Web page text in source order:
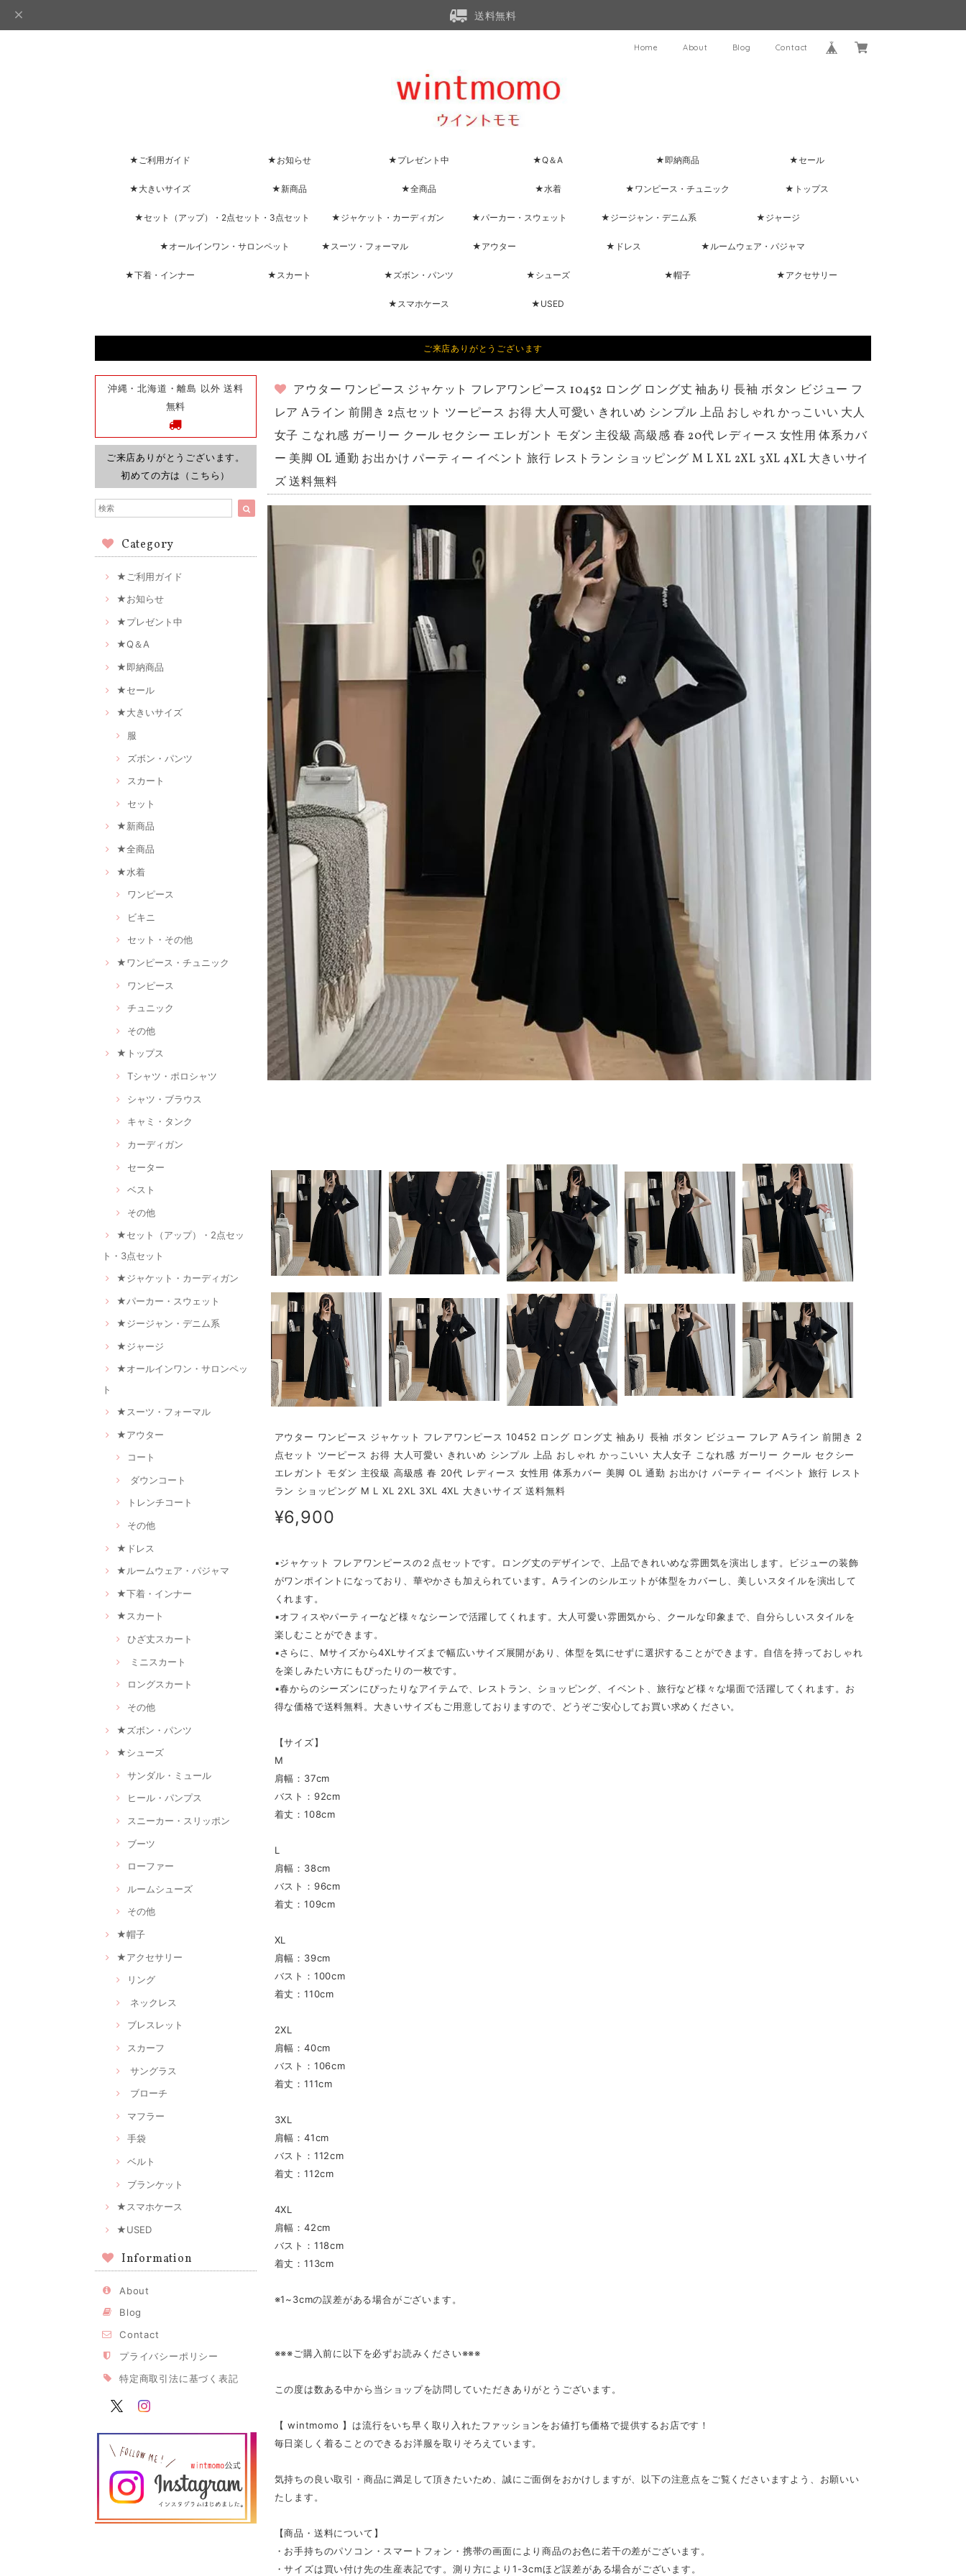
送料無料
Home About Blog Contact
★ご利用ガイド ★お知らせ ★プレゼント中 ★Q＆A ★即納商品 ★セール
★大きいサイズ ★新商品 ★全商品 ★水着 ★ワンピース・チュニック ★トップス
★セット（アップ）・2点セット・3点セット ★ジャケット・カーディガン ★パーカー・スウェット ★ジージャン・デニム系 ★ジャージ
★オールインワン・サロンペット ★スーツ・フォーマル ★アウター ★ドレス ★ルームウェア・パジャマ
★下着・インナー ★スカート ★ズボン・パンツ ★シューズ ★帽子 ★アクセサリー
★スマホケース ★USED
ご来店ありがとうございます
沖縄・北海道・離島 以外 送料
無料
ご来店ありがとうございます。
初めての方は（こちら）
Category
★ご利用ガイド
★お知らせ
★プレゼント中
★Q＆A
★即納商品
★セール
★大きいサイズ
服
ズボン・パンツ
スカート
セット
★新商品
★全商品
★水着
ワンピース
ビキニ
セット・その他
★ワンピース・チュニック
ワンピース
チュニック
その他
★トップス
Tシャツ・ポロシャツ
シャツ・ブラウス
キャミ・タンク
カーディガン
セーター
ベスト
その他
★セット（アップ）・2点セッ
ト・3点セット
★ジャケット・カーディガン
★パーカー・スウェット
★ジージャン・デニム系
★ジャージ
★オールインワン・サロンペッ
ト
★スーツ・フォーマル
★アウター
コート
ダウンコート
トレンチコート
その他
★ドレス
★ルームウェア・パジャマ
★下着・インナー
★スカート
ひざ丈スカート
ミニスカート
ロングスカート
その他
★ズボン・パンツ
★シューズ
サンダル・ミュール
ヒール・パンプス
スニーカー・スリッポン
ブーツ
ローファー
ルームシューズ
その他
★帽子
★アクセサリー
リング
ネックレス
ブレスレット
スカーフ
サングラス
ブローチ
マフラー
手袋
ベルト
ブランケット
★スマホケース
★USED
Information
About
Blog
Contact
プライバシーポリシー
特定商取引法に基づく表記
アウター ワンピース ジャケット フレアワンピース 10452 ロング ロング丈 袖あり 長袖 ボタン ビジュー フ
レア Aライン 前開き 2点セット ツーピース お得 大人可愛い きれいめ シンプル 上品 おしゃれ かっこいい 大人
女子 こなれ感 ガーリー クール セクシー エレガント モダン 主役級 高級感 春 20代 レディース 女性用 体系カバ
ー 美脚 OL 通勤 お出かけ パーティー イベント 旅行 レストラン ショッピング M L XL 2XL 3XL 4XL 大きいサイ
ズ 送料無料
アウター ワンピース ジャケット フレアワンピース 10452 ロング ロング丈 袖あり 長袖 ボタン ビジュー フレア Aライン 前開き 2
点セット ツーピース お得 大人可愛い きれいめ シンプル 上品 おしゃれ かっこいい 大人女子 こなれ感 ガーリー クール セクシー
エレガント モダン 主役級 高級感 春 20代 レディース 女性用 体系カバー 美脚 OL 通勤 お出かけ パーティー イベント 旅行 レスト
ラン ショッピング M L XL 2XL 3XL 4XL 大きいサイズ 送料無料
¥6,900
▪ジャケット フレアワンピースの２点セットです。ロング丈のデザインで、上品できれいめな雰囲気を演出します。ビジューの装飾
がワンポイントになっており、華やかさも加えられています。Aラインのシルエットが体型をカバーし、美しいスタイルを演出して
くれます。
▪オフィスやパーティーなど様々なシーンで活躍してくれます。大人可愛い雰囲気から、クールな印象まで、自分らしいスタイルを
楽しむことができます。
▪さらに、Mサイズから4XLサイズまで幅広いサイズ展開があり、体型を気にせずに選択することができます。自信を持っておしゃれ
を楽しみたい方にもぴったりの一枚です。
▪春からのシーズンにぴったりなアイテムで、レストラン、ショッピング、イベント、旅行など様々な場面で活躍してくれます。お
得な価格で送料無料。大きいサイズもご用意しておりますので、どうぞご安心してお買い求めください。
【サイズ】
M
肩幅：37cm
バスト：92cm
着丈：108cm
L
肩幅：38cm
バスト：96cm
着丈：109cm
XL
肩幅：39cm
バスト：100cm
着丈：110cm
2XL
肩幅：40cm
バスト：106cm
着丈：111cm
3XL
肩幅：41cm
バスト：112cm
着丈：112cm
4XL
肩幅：42cm
バスト：118cm
着丈：113cm
※1~3cmの誤差がある場合がございます。
※※※ご購入前に以下を必ずお読みください※※※
この度は数ある中から当ショップを訪問していただきありがとうございます。
【 wintmomo 】は流行をいち早く取り入れたファッションをお値打ち価格で提供するお店です！
毎日楽しく着ることのできるお洋服を取りそろえています。
気持ちの良い取引・商品に満足して頂きたいため、誠にご面倒をおかけしますが、以下の注意点をご覧くださいますよう、お願いい
たします。
【商品・送料について】
・お手持ちのパソコン・スマートフォン・携帯の画面により商品のお色に若干の差がございます。
・サイズは買い付け先の生産表記です。測り方により1-3cmほど誤差がある場合がございます。